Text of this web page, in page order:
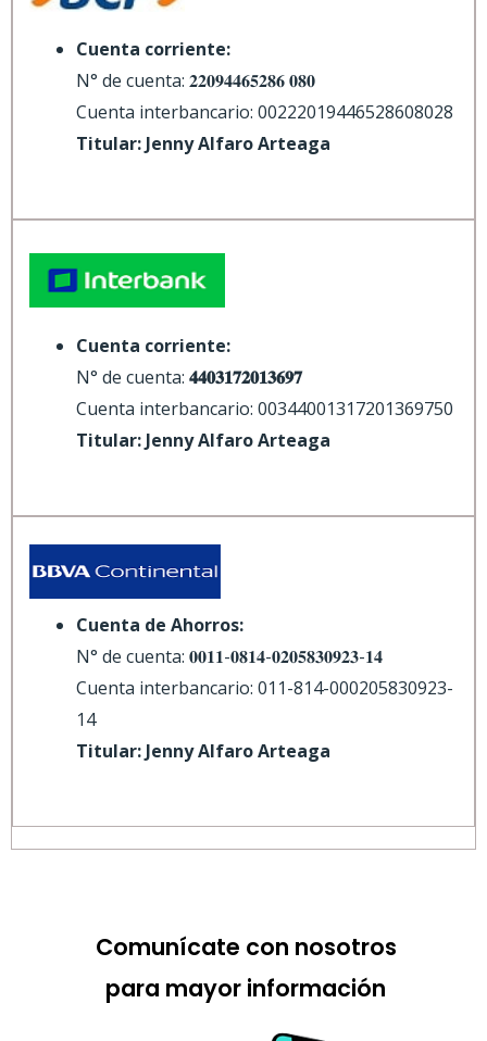
Cuenta corriente:
N° de cuenta: 𝟐𝟐𝟎𝟗𝟒𝟒𝟔𝟓𝟐𝟖𝟔 𝟎𝟖𝟎
Cuenta interbancario: 00222019446528608028
Titular: Jenny Alfaro Arteaga
Cuenta corriente:
N° de cuenta: 𝟒𝟒𝟎𝟑𝟏𝟕𝟐𝟎𝟏𝟑𝟔𝟗𝟕
Cuenta interbancario: 00344001317201369750
Titular: Jenny Alfaro Arteaga
Cuenta de Ahorros:
N° de cuenta: 𝟎𝟎𝟏𝟏-𝟎𝟖𝟏𝟒-𝟎𝟐𝟎𝟓𝟖𝟑𝟎𝟗𝟐𝟑-𝟏𝟒
Cuenta interbancario: 011-814-000205830923-
14
Titular: Jenny Alfaro Arteaga
Comunícate con nosotros
para mayor información